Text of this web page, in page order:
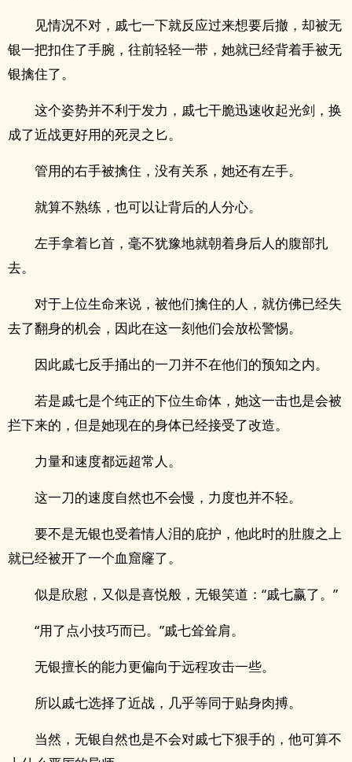
见情况不对，戚七一下就反应过来想要后撤，却被无
银一把扣住了手腕，往前轻轻一带，她就已经背着手被无
银擒住了。
这个姿势并不利于发力，戚七干脆迅速收起光剑，换
成了近战更好用的死灵之匕。
管用的右手被擒住，没有关系，她还有左手。
就算不熟练，也可以让背后的人分心。
左手拿着匕首，毫不犹豫地就朝着身后人的腹部扎
去。
对于上位生命来说，被他们擒住的人，就仿佛已经失
去了翻身的机会，因此在这一刻他们会放松警惕。
因此戚七反手捅出的一刀并不在他们的预知之内。
若是戚七是个纯正的下位生命体，她这一击也是会被
拦下来的，但是她现在的身体已经接受了改造。
力量和速度都远超常人。
这一刀的速度自然也不会慢，力度也并不轻。
要不是无银也受着情人泪的庇护，他此时的肚腹之上
就已经被开了一个血窟窿了。
似是欣慰，又似是喜悦般，无银笑道：“戚七赢了。”
“用了点小技巧而已。”戚七耸耸肩。
无银擅长的能力更偏向于远程攻击一些。
所以戚七选择了近战，几乎等同于贴身肉搏。
当然，无银自然也是不会对戚七下狠手的，他可算不